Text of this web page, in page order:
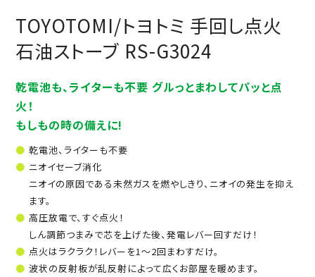
TOYOTOMI/トヨトミ 手回し点火
石油ストーブ RS-G3024
乾電池も、ライターも不要 グルっとまわしてパッと点
火！
もしもの時の備えに!
乾電池、ライターも不要
ニオイセーブ消化
ニオイの原因である未然ガスを燃やしきり、ニオイの発生を抑え
ます。
高圧放電で、すぐ点火！
しん調節つまみで芯を上げた後、発電レバー回すだけ！
点火はラクラク！レバーを1〜2回まわすだけ。
波状の反射板が乱反射によって広くお部屋を暖めます。